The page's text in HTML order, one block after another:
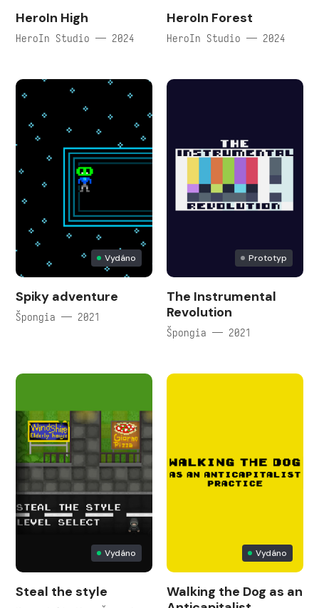
HeroIn High
HeroIn Studio — 2024
HeroIn Forest
HeroIn Studio — 2024
Vydáno
Spiky adventure
Špongia — 2021
Prototyp
The Instrumental
Revolution
Špongia — 2021
Vydáno
Steal the style
Vydáno
Walking the Dog as an